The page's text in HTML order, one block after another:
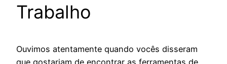
Trabalho
Ouvimos atentamente quando vocês disseram
que gostariam de encontrar as ferramentas de